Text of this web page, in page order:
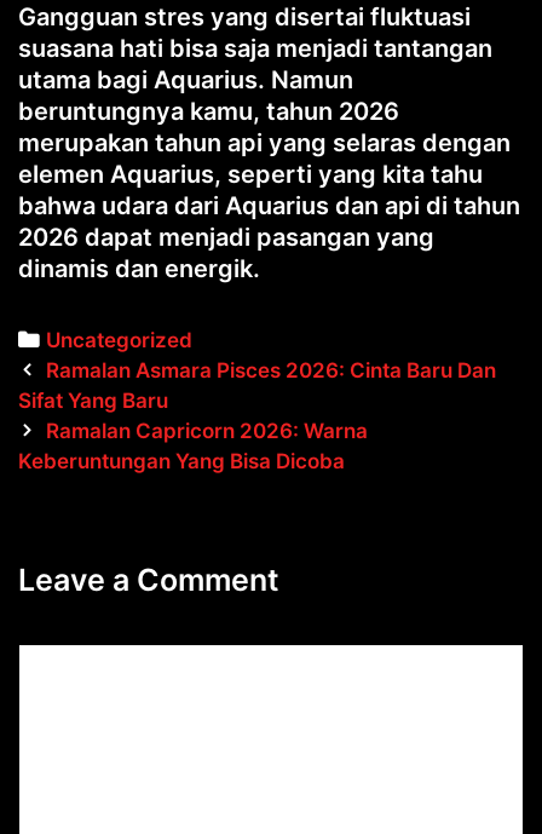
Gangguan stres yang disertai fluktuasi
suasana hati bisa saja menjadi tantangan
utama bagi Aquarius. Namun
beruntungnya kamu, tahun 2026
merupakan tahun api yang selaras dengan
elemen Aquarius, seperti yang kita tahu
bahwa udara dari Aquarius dan api di tahun
2026 dapat menjadi pasangan yang
dinamis dan energik.
Categories
Uncategorized
Post
navigation
Ramalan Asmara Pisces 2026: Cinta Baru Dan
Sifat Yang Baru
Ramalan Capricorn 2026: Warna
Keberuntungan Yang Bisa Dicoba
Leave a Comment